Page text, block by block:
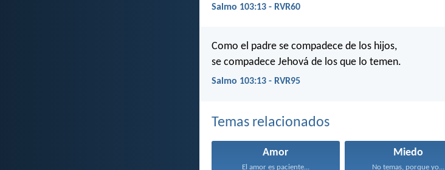
Salmo 103:13 - RVR60
Como el padre se compadece de los hijos,
se compadece Jehová de los que lo temen.
Salmo 103:13 - RVR95
Temas relacionados
Amor
El amor es paciente...
Miedo
No temas, porque yo...